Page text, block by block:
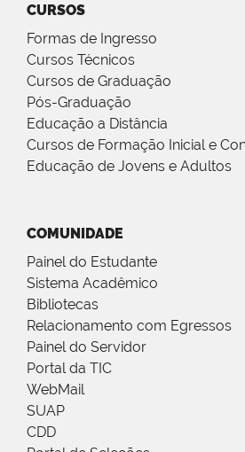
CURSOS
Formas de Ingresso
Cursos Técnicos
Cursos de Graduação
Pós-Graduação
Educação a Distância
Cursos de Formação Inicial e
Educação de Jovens e Adultos
COMUNIDADE
Painel do Estudante
Sistema Acadêmico
Bibliotecas
Relacionamento com Egressos
Painel do Servidor
Portal da TIC
WebMail
SUAP
CDD